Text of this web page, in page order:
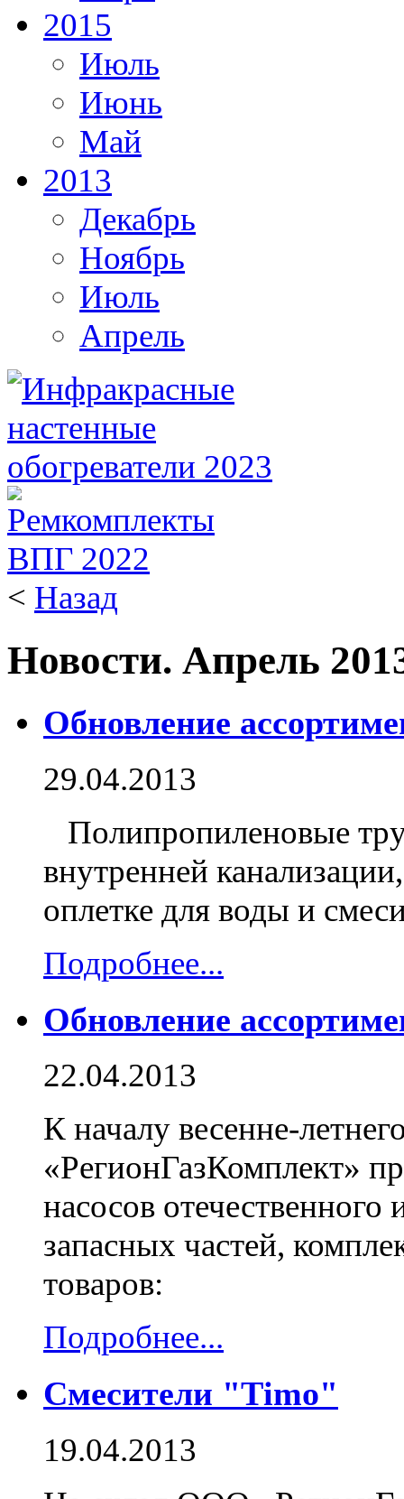
2015
Июль
Июнь
Май
2013
Декабрь
Ноябрь
Июль
Апрель
< Назад
Новости. Апрель
Обновление
29.04.2013
Полипропиленовые
внутренней
оплетке для воды и
Подробнее...
Обновление
22.04.2013
К началу весенне-
«РегионГазКомплект»
насосов
запасных частей,
товаров:
Подробнее...
Смесители "Тimo"
19.04.2013